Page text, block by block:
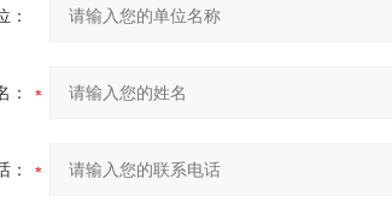
：
：
：